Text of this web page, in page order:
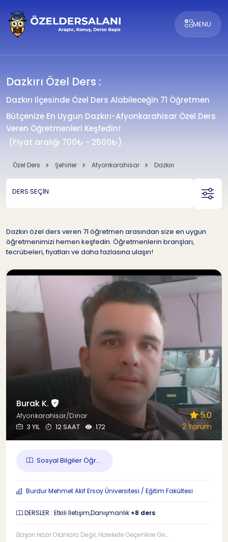
MENU
Dazkırı Özel Ders :
Dazkırı ilçesinde Özel Ders Alabileceğin 71 Öğretmen
Bütçenize En Uygun Dazkırı-Afyonkarahisar Özel Ders
Veren Öğretmenleri Keşfedin!
(Fiyat aralığı 700₺ - 2500₺)
Özel Ders Şehirler Afyonkarahisar Dazkırı
DERS SEÇİN
Dazkırı özel ders veren 71 öğretmen arasından size en uygun
öğretmenimizi hemen keşfedin. Öğretmenlerin branşları,
tecrübeleri, fiyatları ve daha fazlasına ulaşın!
Burak K.
Afyonkarahisar/Dinar
3 YIL
12 SAAT 172
5.0
2 Yorum
Sosyal Bilgiler Öğr...
Burdur Mehmet Akif Ersoy Üniversitesi / Eğitim Fakültesi
DERSLER : Etkili İletişim,Danışmanlık +8 ders
Başarı Hazır Olanlara Değil, Harekete Geçenlere Ge...